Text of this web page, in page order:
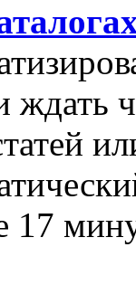
ждать
17